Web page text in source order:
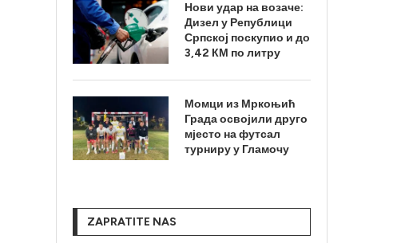
Нови удар на возаче:
Дизел у Републици
Српској поскупио и до
3,42 КМ по литру
Момци из Мркоњић
Града освојили друго
мјесто на футсал
турниру у Гламочу
ZAPRATITE NAS